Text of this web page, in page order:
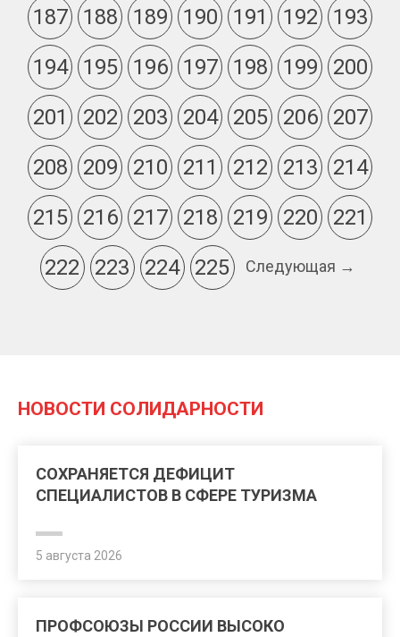
187
188 189 190 191 192
193
194
195 196 197 198 199
200
201
202 203 204 205 206
207
208
209 210 211 212 213
214
215
216 217 218 219 220
221
222
223 224 225 Следующая →
НОВОСТИ СОЛИДАРНОСТИ
СОХРАНЯЕТСЯ ДЕФИЦИТ
СПЕЦИАЛИСТОВ В СФЕРЕ ТУРИЗМА
5 августа 2026
ПРОФСОЮЗЫ РОССИИ ВЫСОКО